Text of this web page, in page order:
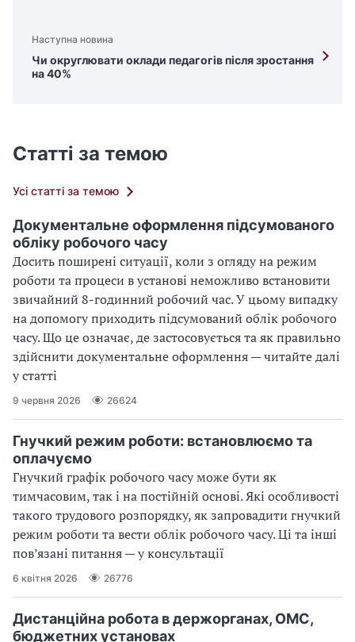
Наступна новина
Чи округлювати оклади педагогів після зростання
на 40%
Статті за темою
Усі статті за темою
Документальне оформлення підсумованого
обліку робочого часу
Досить поширені ситуації, коли з огляду на режим
роботи та процеси в установі неможливо встановити
звичайний 8-годинний робочий час. У цьому випадку
на допомогу приходить підсумований облік робочого
часу. Що це означає, де застосовується та як правильно
здійснити документальне оформлення — читайте далі
у статті
9 червня 2026 26624
Гнучкий режим роботи: встановлюємо та
оплачуємо
Гнучкий графік робочого часу може бути як
тимчасовим, так і на постійній основі. Які особливості
такого трудового розпорядку, як запровадити гнучкий
режим роботи та вести облік робочого часу. Ці та інші
пов’язані питання — у консультації
6 квітня 2026 26776
Дистанційна робота в держорганах, ОМС,
бюджетних установах